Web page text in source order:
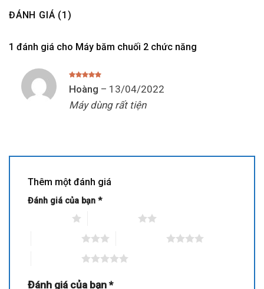
ĐÁNH GIÁ (1)
1 đánh giá cho Máy băm chuối 2 chức năng
Được xếp
hạng55
Hoàng – 13/04/2022
Máy dùng rất tiện
Thêm một đánh giá
Đánh giá của bạn *
Đánh giá của bạn *